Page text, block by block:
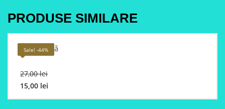
PRODUSE SIMILARE
Sale! -44%
Pisica dublă
27,00lei
27,00 lei.
15,00 lei
Current
price